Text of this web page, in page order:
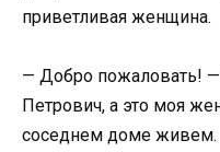
приветливая женщина.
— Добро пожаловать!
Петрович, а это моя
соседнем доме живем.